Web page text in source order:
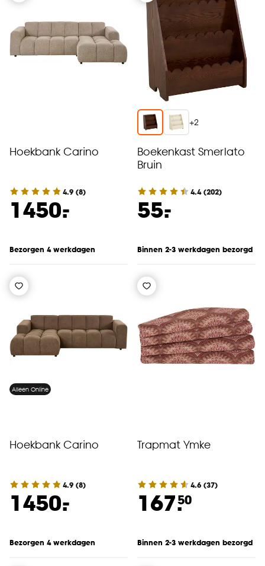
Hoekbank Carino
4.9 (8)
1450.
-
Bezorgen 4 werkdagen
+2
Boekenkast Smerlato
Bruin
4.4(202)
55.
-
Binnen 2-3 werkdagen bezorgd
Alleen Online
Hoekbank Carino
4.9 (8)
1450.
-
Bezorgen 4 werkdagen
Trapmat Ymke
4.6 (37)
167.50
Binnen 2-3 werkdagen bezorgd